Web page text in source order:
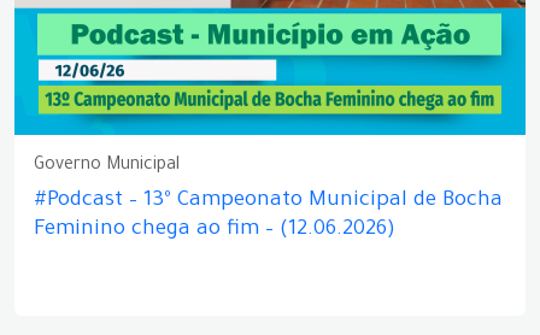
Governo Municipal
#Podcast – 13º Campeonato Municipal de Bocha
Feminino chega ao fim – (12.06.2026)